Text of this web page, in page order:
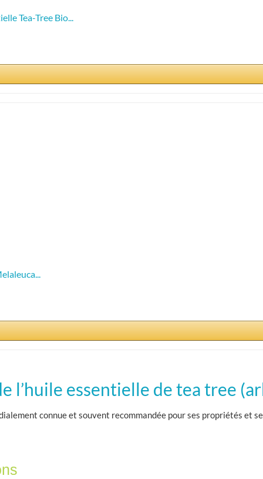
Tea-Tree Bio...
l’huile essentielle de tea tree
connue et souvent recommandée pour ses propriétés